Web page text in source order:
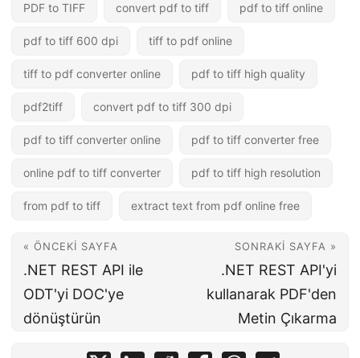
PDF to TIFF convert pdf to tiff pdf to tiff online
pdf to tiff 600 dpi tiff to pdf online
tiff to pdf converter online pdf to tiff high quality
pdf2tiff convert pdf to tiff 300 dpi
pdf to tiff converter online pdf to tiff converter free
online pdf to tiff converter pdf to tiff high resolution
from pdf to tiff extract text from pdf online free
« ÖNCEKI SAYFA
.NET REST API ile
ODT'yi DOC'ye
dönüştürün
SONRAKI SAYFA »
.NET REST API'yi
kullanarak PDF'den
Metin Çıkarma